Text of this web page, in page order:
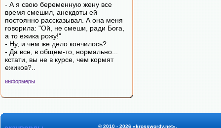
- А я свою беременную жену все
время смешил, анекдоты ей
постоянно рассказывал. А она меня
говорила: "Ой, не смеши, ради Бога,
а то ежика рожу!"
- Ну, и чем же дело кончилось?
- Да все, в общем-то, нормально...
кстати, вы не в курсе, чем кормят
ежиков?..
информеры
© 2010 - 2026 «krosswordy.net».